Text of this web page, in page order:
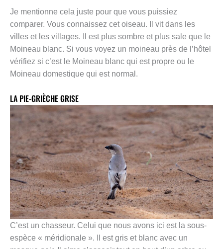
Je mentionne cela juste pour que vous puissiez
comparer. Vous connaissez cet oiseau. Il vit dans les
villes et les villages. Il est plus sombre et plus sale que le
Moineau blanc. Si vous voyez un moineau près de l’hôtel
vérifiez si c’est le Moineau blanc qui est propre ou le
Moineau domestique qui est normal.
LA PIE-GRIÈCHE GRISE
C’est un chasseur. Celui que nous avons ici est la sous-
espèce « méridionale ». Il est gris et blanc avec un